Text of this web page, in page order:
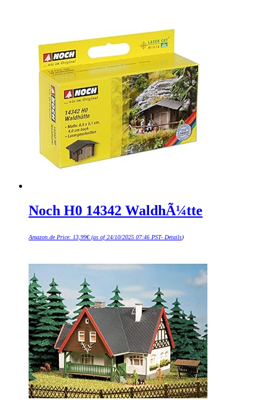
Noch H0 14342 WaldhÃ¼tte
Amazon.de Price: 13,99€(as of 24/10/2025 07:46 PST- Details)